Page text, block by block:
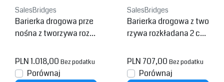
SalesBridges
Barierka drogowa prze
nośna z tworzywa rozkł
ta
PLN 1.018,00 Bez podatku
Porównaj
SalesBridges
Barierka drogowa z two
rzywa rozkładana 2 czę
PLN 707,00 Bez podatku
Porównaj